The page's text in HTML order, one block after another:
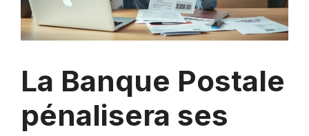
La Banque Postale
pénalisera ses